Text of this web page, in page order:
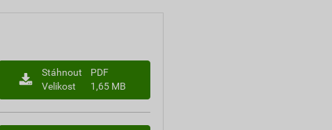
Stáhnout
PDF
Velikost
1,65 MB